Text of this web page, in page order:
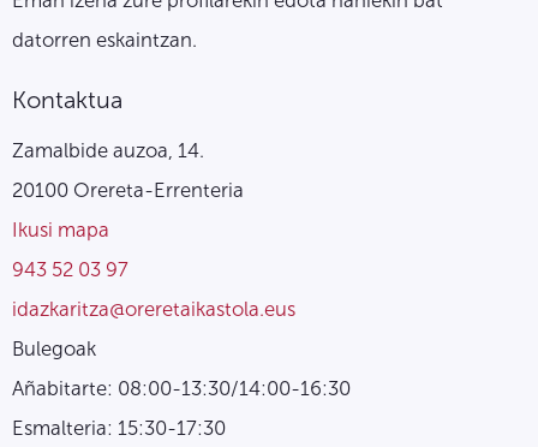
datorren eskaintzan.
Kontaktua
Zamalbide auzoa, 14.
20100 Orereta-Errenteria
Ikusi mapa
943 52 03 97
idazkaritza@oreretaikastola.eus
Bulegoak
Añabitarte: 08:00-13:30/14:00-16:30
Esmalteria: 15:30-17:30